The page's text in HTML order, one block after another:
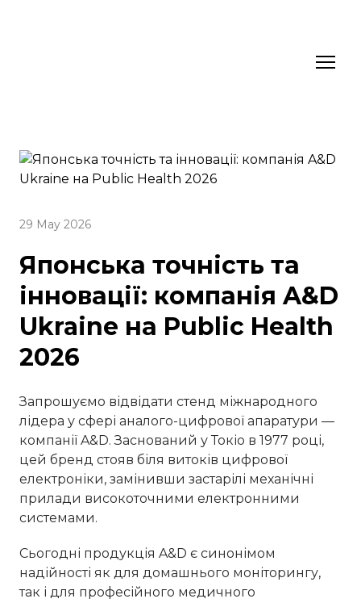
29 May 2026
Японська точність та
інновації: компанія A&D
Ukraine на Public Health
2026
Запрошуємо відвідати стенд міжнародного
лідера у сфері аналого-цифрової апаратури —
компанії A&D. Заснований у Токіо в 1977 році,
цей бренд стояв біля витоків цифрової
електроніки, замінивши застарілі механічні
прилади високоточними електронними
системами.
Сьогодні продукція A&D є синонімом
надійності як для домашнього моніторингу,
так і для професійного медичного